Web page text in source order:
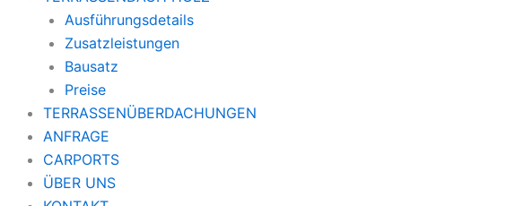
Ausführungsdetails
Zusatzleistungen
Bausatz
Preise
TERRASSENÜBERDACHUNGEN
ANFRAGE
CARPORTS
ÜBER UNS